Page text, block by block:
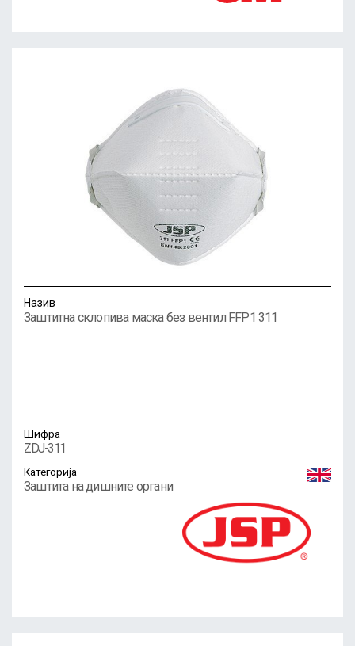
Назив
Заштитна склопива маска без вентил FFP1 311
Шифра
ZDJ-311
Категорија
Заштита на дишните органи